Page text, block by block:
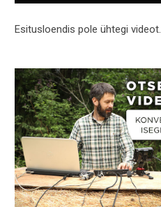
Esitusloendis pole ühtegi videot.